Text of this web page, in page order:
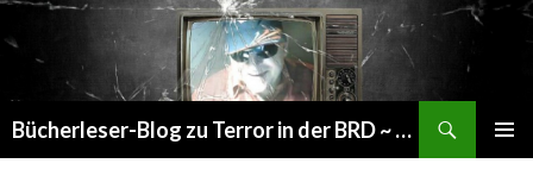
Bücherleser-Blog zu Terror in der BRD ~ die gemachte Realität